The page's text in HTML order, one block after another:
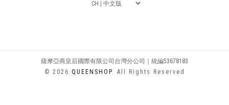
薩摩亞商皇后國際有限公司台灣分公司｜統編53678183
© 2026 QUEENSHOP. All Rights Reserved